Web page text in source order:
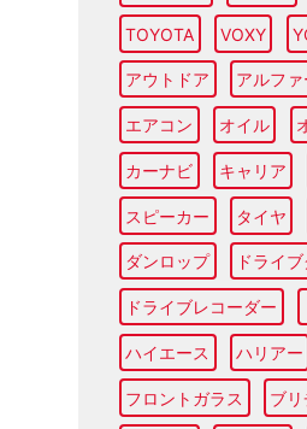
TOYOTA VOXY
アウトドア アルファ
エアコン オイル
カーナビ キャリア
スピーカー タイヤ
ダンロップ ドライ
ドライブレコーダー
ハイエース ハリアー
フロントガラス ブ